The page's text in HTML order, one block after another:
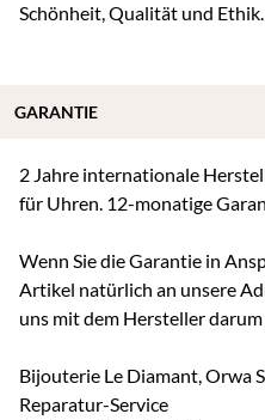
Schönheit, Qualität und Ethik.
2 Jahre internationale
für Uhren. 12-monatige
Wenn Sie die Garantie in
Artikel natürlich an unsere
uns mit dem Hersteller
Bijouterie Le Diamant, Orwa
Reparatur-Service
GARANTIE